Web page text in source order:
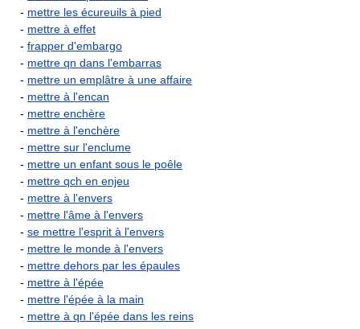
- mettre les écureuils à pied
- mettre à effet
- frapper d'embargo
- mettre qn dans l'embarras
- mettre un emplâtre à une affaire
- mettre à l'encan
- mettre enchère
- mettre à l'enchère
- mettre sur l'enclume
- mettre un enfant sous le poêle
- mettre qch en enjeu
- mettre à l'envers
- mettre l'âme à l'envers
- se mettre l'esprit à l'envers
- mettre le monde à l'envers
- mettre dehors par les épaules
- mettre à l'épée
- mettre l'épée à la main
- mettre à qn l'épée dans les reins